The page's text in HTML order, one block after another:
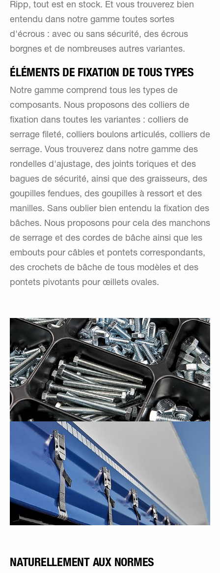
Ripp, tout est en stock. Et vous trouverez bien
entendu dans notre gamme toutes sortes
d'écrous : avec ou sans sécurité, des écrous
borgnes et de nombreuses autres variantes.
ÉLÉMENTS DE FIXATION DE TOUS TYPES
Notre gamme comprend tous les types de
composants. Nous proposons des colliers de
fixation dans toutes les variantes : colliers de
serrage fileté, colliers boulons articulés, colliers de
serrage. Vous trouverez dans notre gamme des
rondelles d'ajustage, des joints toriques et des
bagues de sécurité, ainsi que des graisseurs, des
goupilles fendues, des goupilles à ressort et des
manilles. Sans oublier bien entendu la fixation des
bâches. Nous proposons pour cela des manchons
de serrage et des cordes de bâche ainsi que les
embouts pour câbles et pontets correspondants,
des crochets de bâche de tous modèles et des
pontets pivotants pour œillets ovales.
NATURELLEMENT AUX NORMES